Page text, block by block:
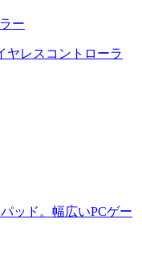
ー
ヤレスコントローラ
ッド。幅広いPCゲー